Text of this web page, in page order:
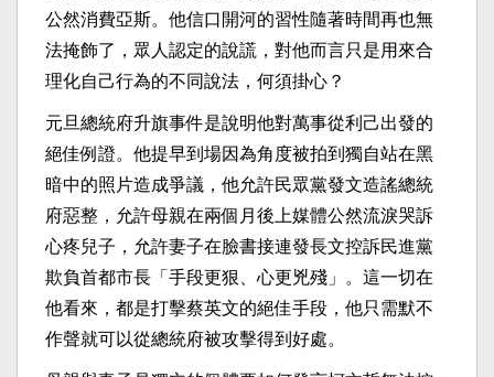
公然消費亞斯。他信口開河的習性隨著時間再也無
法掩飾了，眾人認定的說謊，對他而言只是用來合
理化自己行為的不同說法，何須掛心？
元旦總統府升旗事件是說明他對萬事從利己出發的
絕佳例證。他提早到場因為角度被拍到獨自站在黑
暗中的照片造成爭議，他允許民眾黨發文造謠總統
府惡整，允許母親在兩個月後上媒體公然流淚哭訴
心疼兒子，允許妻子在臉書接連發長文控訴民進黨
欺負首都市長「手段更狠、心更兇殘」。這一切在
他看來，都是打擊蔡英文的絕佳手段，他只需默不
作聲就可以從總統府被攻擊得到好處。